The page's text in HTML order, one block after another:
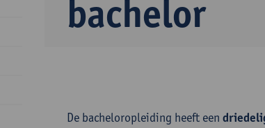
bachelor
De bacheloropleiding heeft een